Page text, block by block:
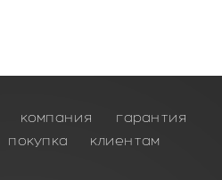
компания
гарантия
покупка
клиентам